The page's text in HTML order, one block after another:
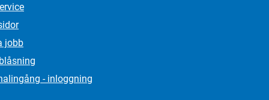
jobb
- inloggning